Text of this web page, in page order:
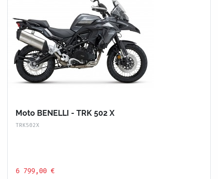
Moto BENELLI - TRK 502 X
TRK502X
6 799,00 €